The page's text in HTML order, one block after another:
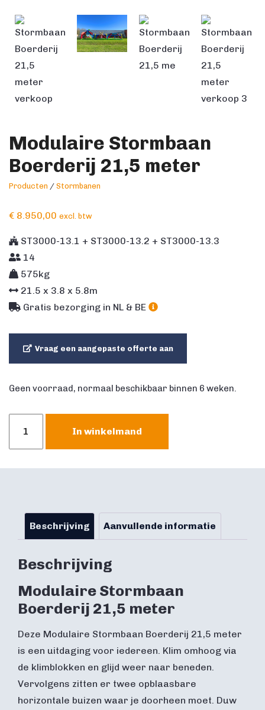
Modulaire Stormbaan
Boerderij 21,5 meter
Producten / Stormbanen
€ 8.950,00 excl. btw
ST3000-13.1 + ST3000-13.2 + ST3000-13.3
14
575kg
21.5 x 3.8 x 5.8m
Gratis bezorging in NL & BE
Vraag een aangepaste offerte aan
Geen voorraad, normaal beschikbaar binnen 6 weken.
Stormbaan
21,5
In winkelmand
Beschrijving Aanvullende informatie
Beschrijving
Modulaire Stormbaan
Boerderij 21,5 meter
Deze Modulaire Stormbaan Boerderij 21,5 meter
is een uitdaging voor iedereen. Klim omhoog via
de klimblokken en glijd weer naar beneden.
Vervolgens zitten er twee opblaasbare
horizontale buizen waar je doorheen moet. Duw